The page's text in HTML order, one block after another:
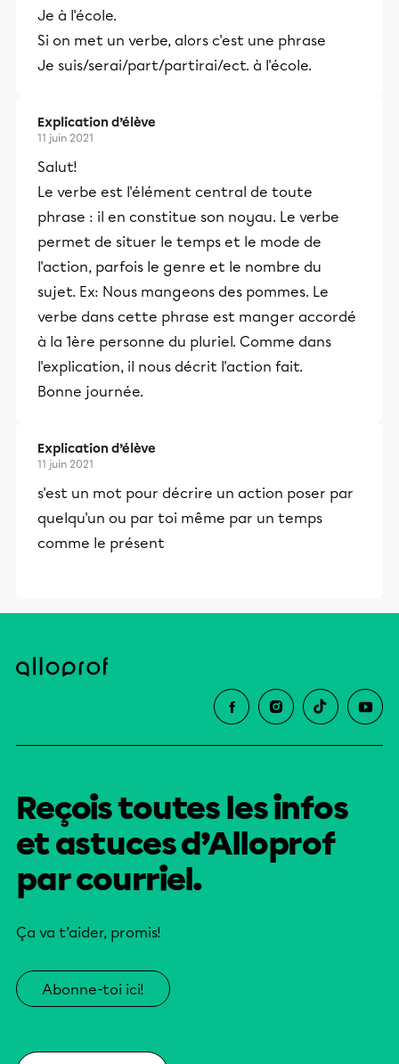
Je à l'école.
Si on met un verbe, alors c'est une phrase
Je suis/serai/part/partirai/ect. à l'école.
Explication d’élève
11 juin 2021
Salut!
Le verbe est l'élément central de toute
phrase : il en constitue son noyau. Le verbe
permet de situer le temps et le mode de
l'action, parfois le genre et le nombre du
sujet. Ex: Nous mangeons des pommes. Le
verbe dans cette phrase est manger accordé
à la 1ère personne du pluriel. Comme dans
l'explication, il nous décrit l'action fait.
Bonne journée.
Explication d’élève
11 juin 2021
s'est un mot pour décrire un action poser par
quelqu'un ou par toi même par un temps
comme le présent
Reçois toutes les infos
et astuces d’Alloprof
par courriel.
Ça va t’aider, promis!
Abonne-toi ici!